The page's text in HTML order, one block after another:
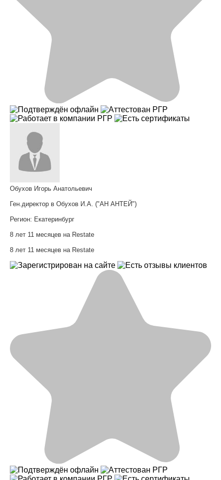
Обухов Игорь Анатольевич
Ген.директор в Обухов И.А. ("АН АНТЕЙ")
Регион: Екатеринбург
8 лет 11 месяцев на Restate
8 лет 11 месяцев на Restate